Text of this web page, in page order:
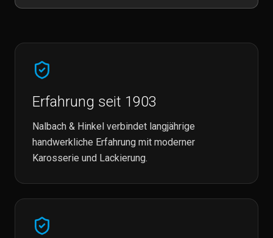
Erfahrung seit 1903
Nalbach & Hinkel verbindet langjährige
handwerkliche Erfahrung mit moderner
Karosserie und Lackierung.